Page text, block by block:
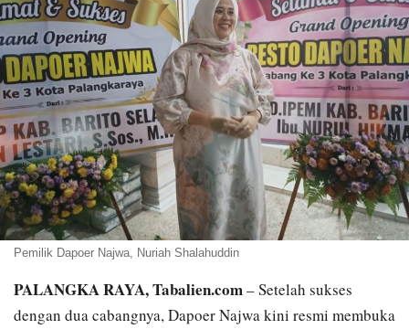
Pemilik Dapoer Najwa, Nuriah Shalahuddin
PALANGKA RAYA, Tabalien.com– Setelah sukses
dengan dua cabangnya, Dapoer Najwa kini resmi membuka